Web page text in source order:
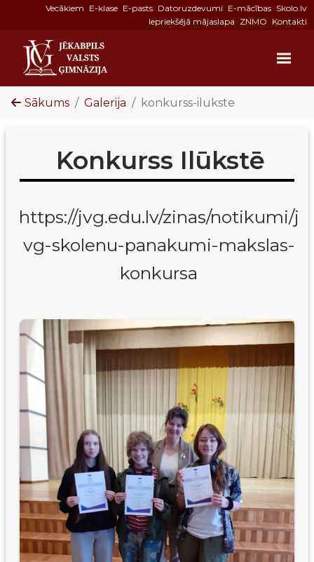
Vecākiem E-klase E-pasts Datoruzdevumi E-mācības Skolo.lv
Iepriekšējā mājaslapa ZNMO Kontakti
Sākums Galerija konkurss-ilukste
Konkurss Ilūkstē
https://jvg.edu.lv/zinas/notikumi/j
vg-skolenu-panakumi-makslas-
konkursa